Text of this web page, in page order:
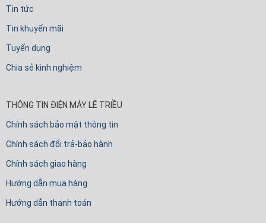
Tin tức
Tin khuyến mãi
Tuyển dụng
Chia sẻ kinh nghiệm
THÔNG TIN ĐIỆN MÁY LÊ TRIỀU
Chính sách bảo mật thông tin
Chính sách đổi trả-bảo hành
Chính sách giao hàng
Hướng dẫn mua hàng
Hướng dẫn thanh toán